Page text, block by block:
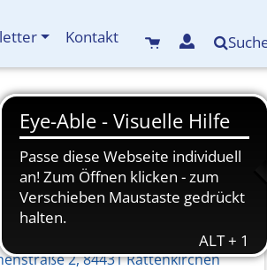
Kontakt
info(at)kreisbildungswerk-mdf.de
2, 84431 Rattenkirchen